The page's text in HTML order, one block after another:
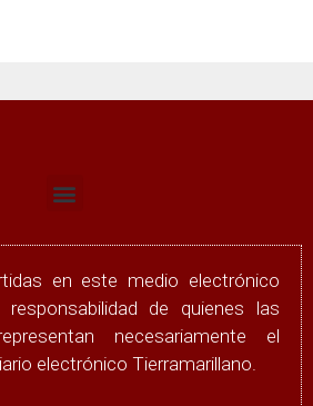
en este medio electrónico
de quienes las
necesariamente el
electrónico Tierramarillano.